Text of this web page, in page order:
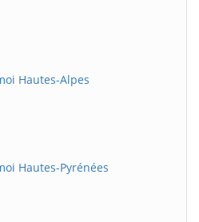
Hautes-Alpes
Hautes-Pyrénées